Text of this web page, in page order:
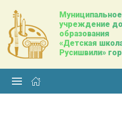
учреждение
образования
«Детская
Русишвили»